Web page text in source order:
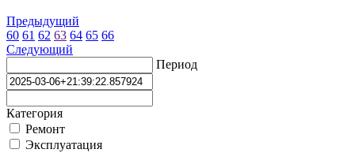
Предыдущий
60 61 62 63 64 65 66
Следующий
Период
Категория
Ремонт
Эксплуатация